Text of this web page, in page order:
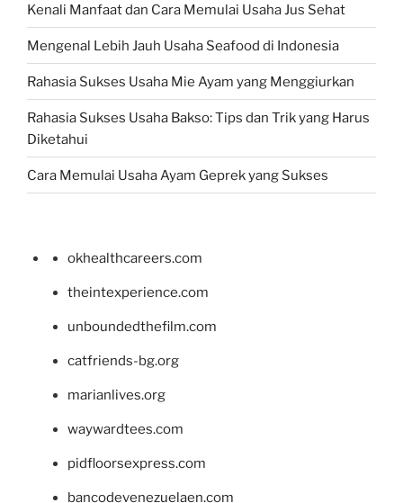
Kenali Manfaat dan Cara Memulai Usaha Jus Sehat
Mengenal Lebih Jauh Usaha Seafood di Indonesia
Rahasia Sukses Usaha Mie Ayam yang Menggiurkan
Rahasia Sukses Usaha Bakso: Tips dan Trik yang Harus
Diketahui
Cara Memulai Usaha Ayam Geprek yang Sukses
okhealthcareers.com
theintexperience.com
unboundedthefilm.com
catfriends-bg.org
marianlives.org
waywardtees.com
pidfloorsexpress.com
bancodevenezuelaen.com